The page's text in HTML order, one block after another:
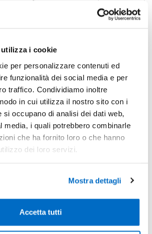
i cookie
per personalizzare contenuti ed
funzionalità dei social media e per
traffico. Condividiamo inoltre
in cui utilizza il nostro sito con i
si occupano di analisi dei dati web,
media, i quali potrebbero combinarle
che ha fornito loro o che hanno
dei loro servizi.
Mostra dettagli
Accetta tutti
€ 8,23IVA incl.Totale:€ 822,96
Disponibilità
Prossimi arrivi